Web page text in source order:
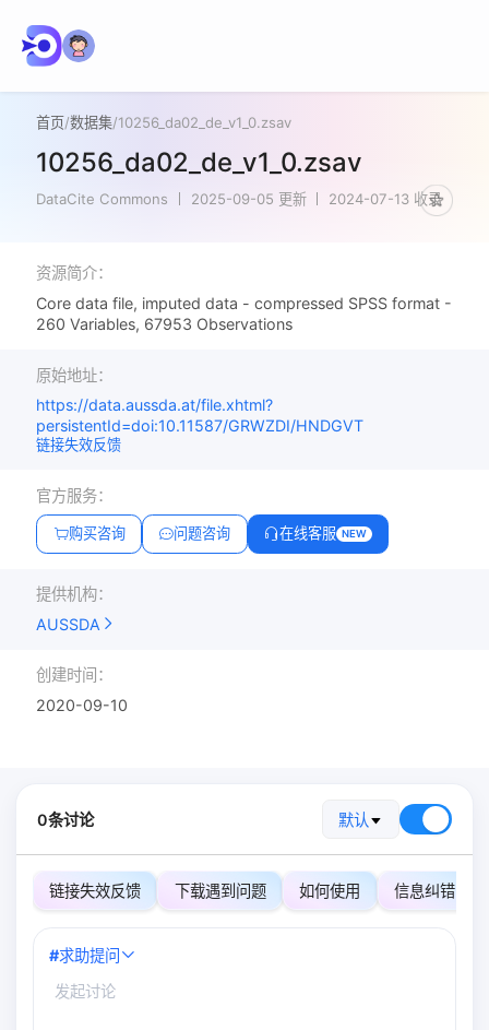
首页/数据集/10256_da02_de_v1_0.zsav
10256_da02_de_v1_0.zsav
DataCite Commons 2025-09-05 更新 2024-07-13 收录
资源简介：
Core data file, imputed data - compressed SPSS format -
260 Variables, 67953 Observations
原始地址：
https://data.aussda.at/file.xhtml?
persistentId=doi:10.11587/GRWZDI/HNDGVT
链接失效反馈
官方服务：
购买咨询 问题咨询 在线客服 NEW
提供机构：
AUSSDA
创建时间：
2020-09-10
0条讨论 默认
链接失效反馈 下载遇到问题 如何使用 信息纠错
#求助提问